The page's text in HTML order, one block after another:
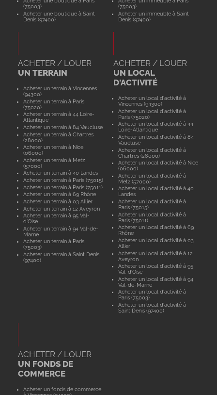
(75003)
Acheter une boutique à Saint
Denis (97400)
(75003)
Acheter un immeuble à Saint
Denis (97400)
ACHETER / LOUER
UN TERRAIN
Acheter un terrain à Vincennes
(94300)
Acheter un terrain à Paris
(75020)
Acheter un terrain à 44 Loire-
Atlantique
Acheter un terrain à 84 Vaucluse
Acheter un terrain à Chartres
(28000)
Acheter un terrain à Nice
(06000)
Acheter un terrain à Metz
(57000)
Acheter un terrain à 40 Landes
Acheter un terrain à Paris (75015)
Acheter un terrain à Paris (75011)
Acheter un terrain à 69 Rhône
Acheter un terrain à 03 Allier
Acheter un terrain à 12 Aveyron
Acheter un terrain à 95 Val-
d'Oise
Acheter un terrain à 94 Val-de-
Marne
Acheter un terrain à Paris
(75003)
Acheter un terrain à Saint Denis
(97400)
ACHETER / LOUER
UN LOCAL
D'ACTIVITÉ
Acheter un local d'activité à
Vincennes (94300)
Acheter un local d'activité à
Paris (75020)
Acheter un local d'activité à 44
Loire-Atlantique
Acheter un local d'activité à 84
Vaucluse
Acheter un local d'activité à
Chartres (28000)
Acheter un local d'activité à Nice
(06000)
Acheter un local d'activité à
Metz (57000)
Acheter un local d'activité à 40
Landes
Acheter un local d'activité à
Paris (75015)
Acheter un local d'activité à
Paris (75011)
Acheter un local d'activité à 69
Rhône
Acheter un local d'activité à 03
Allier
Acheter un local d'activité à 12
Aveyron
Acheter un local d'activité à 95
Val-d'Oise
Acheter un local d'activité à 94
Val-de-Marne
Acheter un local d'activité à
Paris (75003)
Acheter un local d'activité à
Saint Denis (97400)
ACHETER / LOUER
UN FONDS DE
COMMERCE
Acheter un fonds de commerce